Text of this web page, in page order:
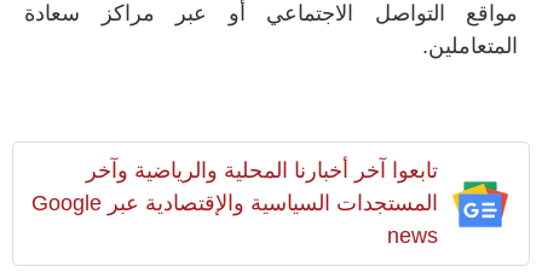
مواقع التواصل الاجتماعي أو عبر مراكز سعادة
المتعاملين.
تابعوا آخر أخبارنا المحلية والرياضية وآخر
المستجدات السياسية والإقتصادية عبر Google
news